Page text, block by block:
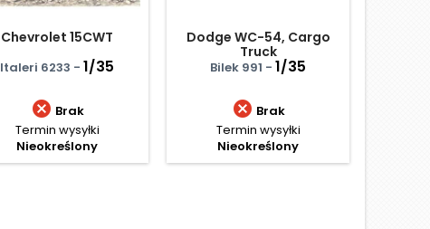
Chevrolet 15CWT
Italeri 6233 - 1/35
 Brak
Termin wysyłki
Nieokreślony
Dodge WC-54, Cargo
Truck
Bilek 991 - 1/35
 Brak
Termin wysyłki
Nieokreślony